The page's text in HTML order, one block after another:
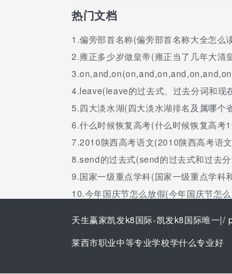
热门文档
1.偏旁部首名称(偏旁部首名称大全怎么
2.雍正多少岁做皇帝(雍正当了几年大清
3.
4.leave(leave的过去式、过去分词和现
5.四大淡水湖(四大淡水湖排名及属哪个
6.什么时候恢复高考(什么时候恢复高考
7.2010陕西高考语文(2010陕西高考语
8.send的过去式(send的过去式和过去
9.国家一级重点学科(国家一级重点学科
10.今年国庆节怎么放假(今年国庆节怎
天生赢家凯发k8国际-凯发k8国际唯一|/
莱西市职业中等专业学校学什么专业好